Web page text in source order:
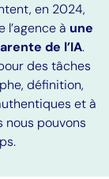
en 2024,
l’agence à une
de l’IA.
des tâches
définition,
et à
nous pouvons